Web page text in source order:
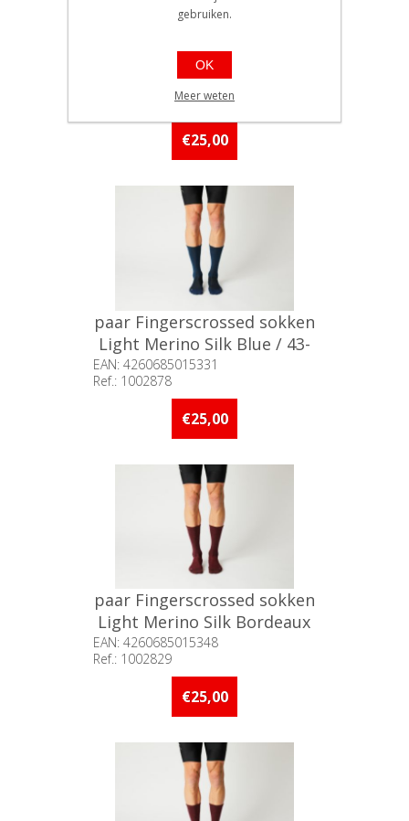
Light Merino Silk Blue / 39-
Beschikbaarheid:: 5 stuks of
meer op voorraad
€25,00
paar Fingerscrossed sokken
Light Merino Silk Blue / 43-
46
EAN: 4260685015331
Ref.: 1002878
Beschikbaarheid:: 5 stuks of
meer op voorraad
€25,00
paar Fingerscrossed sokken
Light Merino Silk Bordeaux
/ 35-38
EAN: 4260685015348
Ref.: 1002829
Beschikbaarheid:: Minder dan 5
stuks op voorraad
€25,00
gebruiken.
OK
Meer weten